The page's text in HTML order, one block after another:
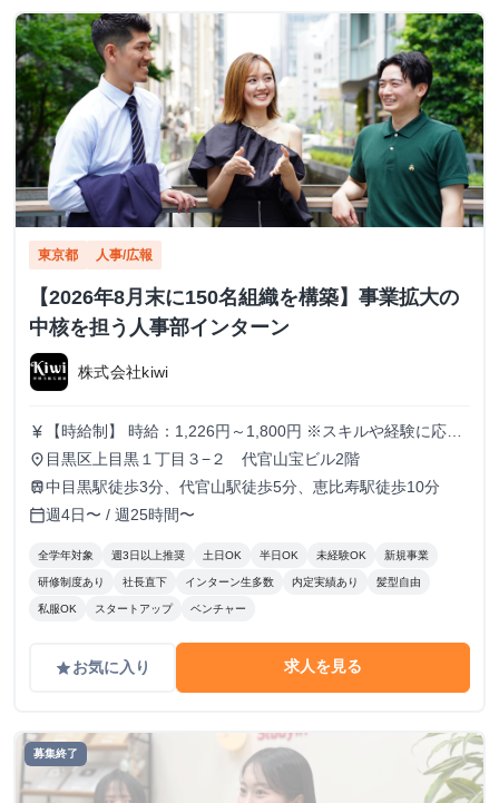
東京都 人事/広報
【2026年8月末に150名組織を構築】事業拡大の
中核を担う人事部インターン
株式会社kiwi
currency_yen
【時給制】 時給：1,226円～1,800円 ※スキルや経験に応じ
て昇給します。 【月給制】 尚、フルコミットできる方は月
給制もご用意しております。 月給: 230,000円〜 ※毎月行う
評価面談により毎月昇給の可能性あり ※年間の昇給平均額
80,000円 <モデル月収> 260,000円 /入社6ヶ月 330,000
円 /入社1年 400,000円 /入社1年半 500,000円 /入社2年
place 目黒区上目黒１丁目３−２ 代官山宝ビル2階
train中目黒駅徒歩3分、代官山駅徒歩5分、恵比寿駅徒歩10分
calendar_today週4日〜 / 週25時間〜
全学年対象 週3日以上推奨 土日OK 半日OK 未経験OK 新規事業
研修制度あり 社長直下 インターン生多数 内定実績あり 髪型自由
私服OK スタートアップ ベンチャー
gradeお気に入り 求人を見る
募集終了